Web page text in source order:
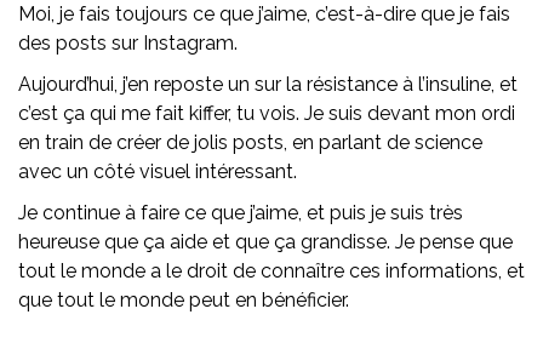
Moi, je fais toujours ce que j’aime, c’est-à-dire que je fais
des posts sur Instagram.
Aujourd’hui, j’en reposte un sur la résistance à l’insuline, et
c’est ça qui me fait kiffer, tu vois. Je suis devant mon ordi
en train de créer de jolis posts, en parlant de science
avec un côté visuel intéressant.
Je continue à faire ce que j’aime, et puis je suis très
heureuse que ça aide et que ça grandisse. Je pense que
tout le monde a le droit de connaître ces informations, et
que tout le monde peut en bénéficier.